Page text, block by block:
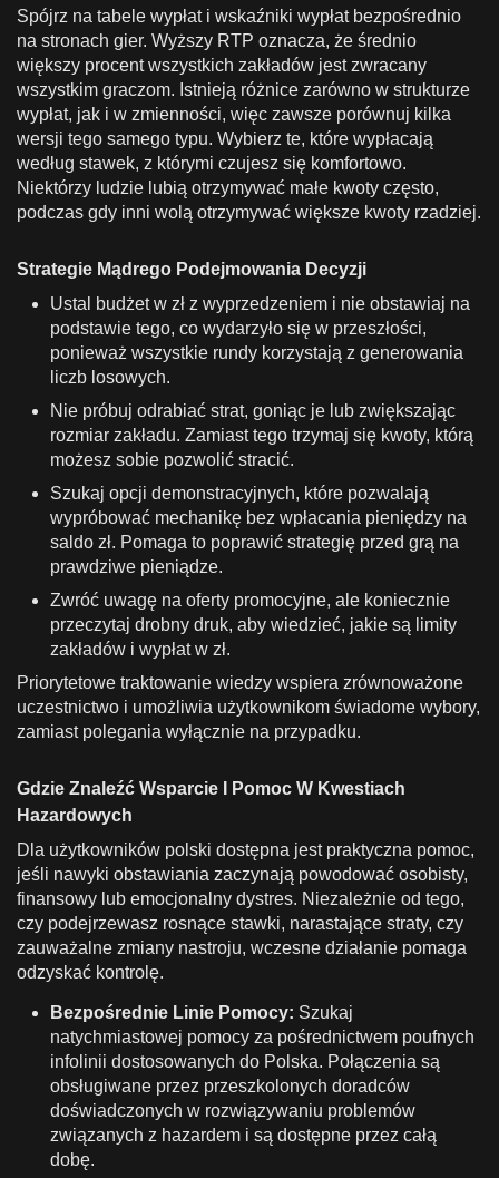
Spójrz na tabele wypłat i wskaźniki wypłat bezpośrednio
na stronach gier. Wyższy RTP oznacza, że średnio
większy procent wszystkich zakładów jest zwracany
wszystkim graczom. Istnieją różnice zarówno w strukturze
wypłat, jak i w zmienności, więc zawsze porównuj kilka
wersji tego samego typu. Wybierz te, które wypłacają
według stawek, z którymi czujesz się komfortowo.
Niektórzy ludzie lubią otrzymywać małe kwoty często,
podczas gdy inni wolą otrzymywać większe kwoty rzadziej.
Strategie Mądrego Podejmowania Decyzji
Ustal budżet w zł z wyprzedzeniem i nie obstawiaj na
podstawie tego, co wydarzyło się w przeszłości,
ponieważ wszystkie rundy korzystają z generowania
liczb losowych.
Nie próbuj odrabiać strat, goniąc je lub zwiększając
rozmiar zakładu. Zamiast tego trzymaj się kwoty, którą
możesz sobie pozwolić stracić.
Szukaj opcji demonstracyjnych, które pozwalają
wypróbować mechanikę bez wpłacania pieniędzy na
saldo zł. Pomaga to poprawić strategię przed grą na
prawdziwe pieniądze.
Zwróć uwagę na oferty promocyjne, ale koniecznie
przeczytaj drobny druk, aby wiedzieć, jakie są limity
zakładów i wypłat w zł.
Priorytetowe traktowanie wiedzy wspiera zrównoważone
uczestnictwo i umożliwia użytkownikom świadome wybory,
zamiast polegania wyłącznie na przypadku.
Gdzie Znaleźć Wsparcie I Pomoc W Kwestiach
Hazardowych
Dla użytkowników polski dostępna jest praktyczna pomoc,
jeśli nawyki obstawiania zaczynają powodować osobisty,
finansowy lub emocjonalny dystres. Niezależnie od tego,
czy podejrzewasz rosnące stawki, narastające straty, czy
zauważalne zmiany nastroju, wczesne działanie pomaga
odzyskać kontrolę.
Bezpośrednie Linie Pomocy: Szukaj
natychmiastowej pomocy za pośrednictwem poufnych
infolinii dostosowanych do Polska. Połączenia są
obsługiwane przez przeszkolonych doradców
doświadczonych w rozwiązywaniu problemów
związanych z hazardem i są dostępne przez całą
dobę.